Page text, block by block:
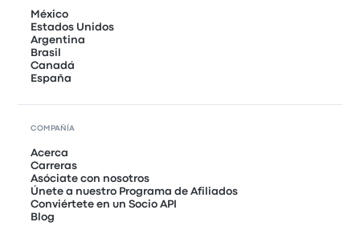
México
Estados Unidos
Argentina
Brasil
Canadá
España
COMPAÑÍA
Acerca
Carreras
Asóciate con nosotros
Únete a nuestro Programa de Afiliados
Conviértete en un Socio API
Blog